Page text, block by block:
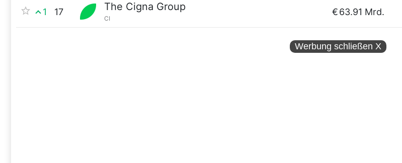
1 17 The Cigna Group
CI
€63.91 Mrd.
Werbung schließen X